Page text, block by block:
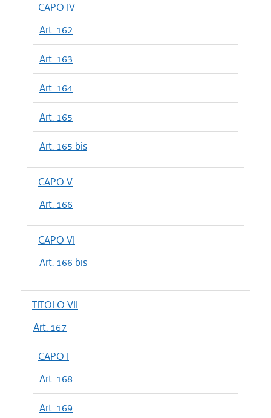
CAPO IV
Art. 162
Art. 163
Art. 164
Art. 165
Art. 165 bis
CAPO V
Art. 166
CAPO VI
Art. 166 bis
TITOLO VII
Art. 167
CAPO I
Art. 168
Art. 169